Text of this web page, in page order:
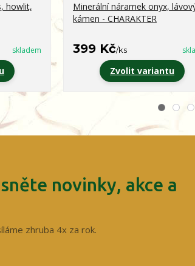
howlit,
skladem
Minerální náramek onyx,
kámen - CHARAKTER
399 Kč/ks
Zvolit variantu
novinky, akce a
zhruba 4x za rok.